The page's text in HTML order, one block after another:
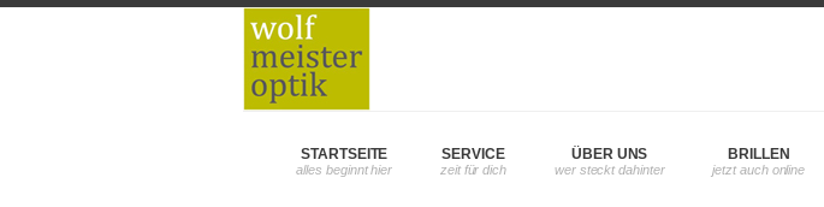
STARTSEITE SERVICE ÜBER UNS BRILLEN